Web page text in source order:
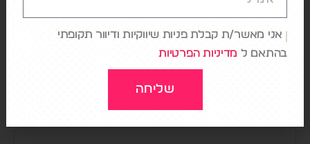
כתיבת תגובה
אני מאשר/ת קבלת פניות שיווקיות ודיוור תקופתי
בהתאם ל מדיניות הפרטיות
שליחה